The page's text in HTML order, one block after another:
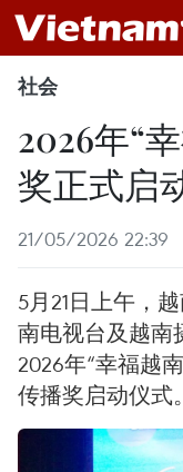
社会
2026年“
奖正式启
21/05/2026 22:39
5月21日上午，
南电视台及越南
2026年“幸福越
传播奖启动仪式。